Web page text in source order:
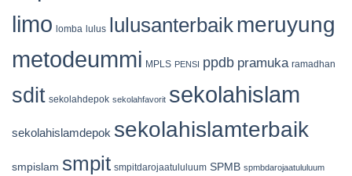
limo lomba lulus lulusanterbaik meruyung
metodeummi MPLS PENSI ppdb pramuka ramadhan
sdit sekolahdepok sekolahfavorit sekolahislam
sekolahislamdepok sekolahislamterbaik
smpislam smpit smpitdarojaatululuum SPMB spmbdarojaatululuum